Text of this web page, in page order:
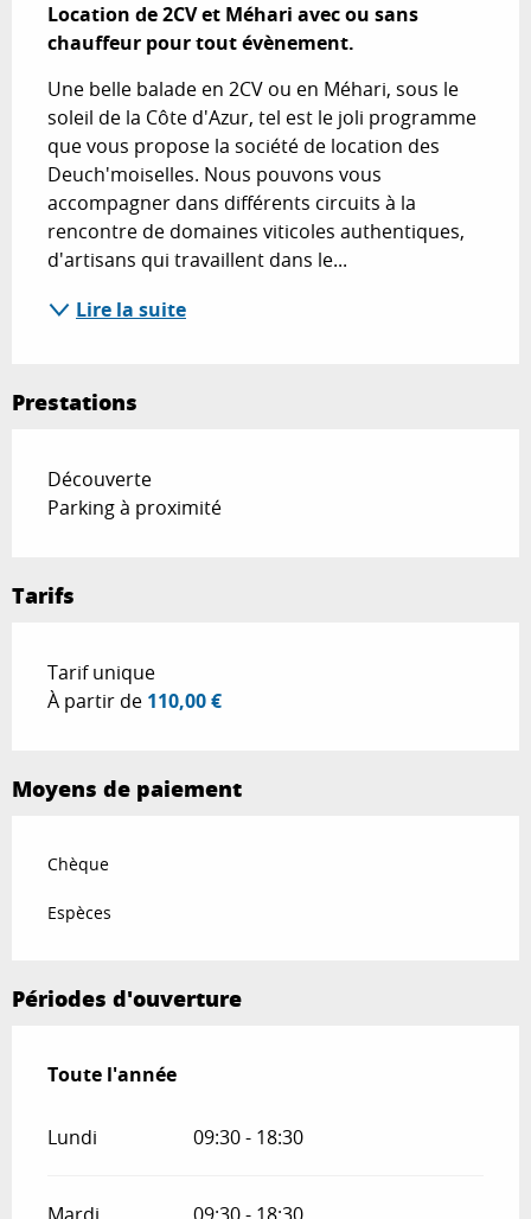
Location de 2CV et Méhari avec ou sans
chauffeur pour tout évènement.
Une belle balade en 2CV ou en Méhari, sous le
soleil de la Côte d'Azur, tel est le joli programme
que vous propose la société de location des
Deuch'moiselles. Nous pouvons vous
accompagner dans différents circuits à la
rencontre de domaines viticoles authentiques,
d'artisans qui travaillent dans le...
Lire la suite
Prestations
Découverte
Parking à proximité
Tarifs
Tarifs 2026
Tarif unique
À partir de 110,00 €
Moyens de paiement
Chèque
Espèces
Périodes d'ouverture
Toute l'année
Toute l'année
Lundi 09:30 - 18:30